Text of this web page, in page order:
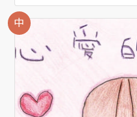
中